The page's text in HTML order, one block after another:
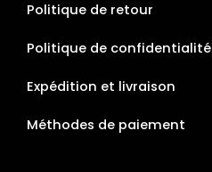
Politique de retour
Politique de confidentialité
Expédition et livraison
Méthodes de paiement